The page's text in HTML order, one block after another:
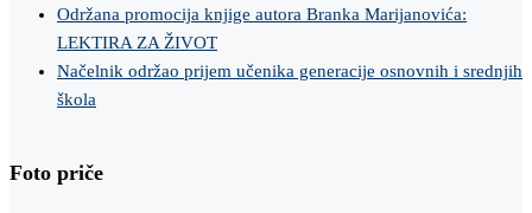
Održana promocija knjige autora Branka Marijanovića:
LEKTIRA ZA ŽIVOT
Načelnik održao prijem učenika generacije osnovnih i srednjih
škola
Foto priče